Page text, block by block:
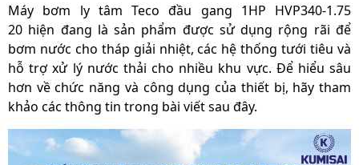
Máy bơm ly tâm Teco đầu gang 1HP HVP340-1.75
20 hiện đang là sản phẩm được sử dụng rộng rãi để
bơm nước cho tháp giải nhiệt, các hệ thống tưới tiêu và
hỗ trợ xử lý nước thải cho nhiều khu vực. Để hiểu sâu
hơn về chức năng và công dụng của thiết bị, hãy tham
khảo các thông tin trong bài viết sau đây.